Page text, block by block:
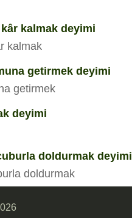
kalmak deyimi
kalmak
getirmek deyimi
getirmek
deyimi
doldurmak deyimi
doldurmak